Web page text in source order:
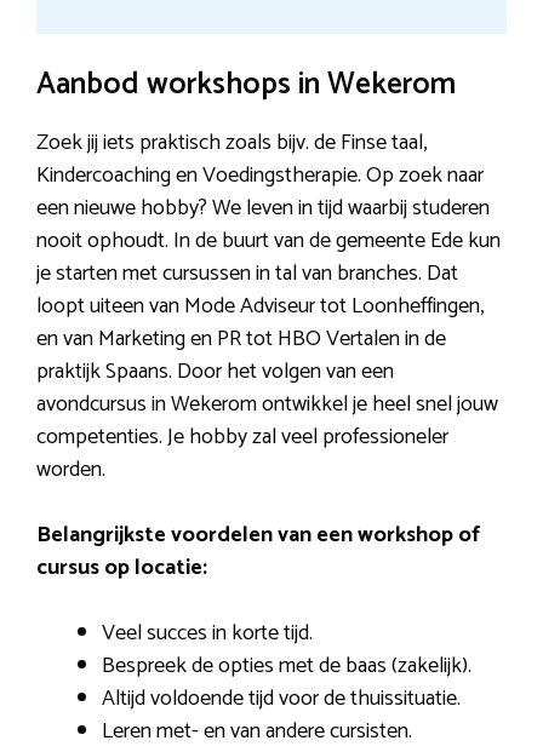
Aanbod workshops in Wekerom
Zoek jij iets praktisch zoals bijv. de Finse taal,
Kindercoaching en Voedingstherapie. Op zoek naar
een nieuwe hobby? We leven in tijd waarbij studeren
nooit ophoudt. In de buurt van de gemeente Ede kun
je starten met cursussen in tal van branches. Dat
loopt uiteen van Mode Adviseur tot Loonheffingen,
en van Marketing en PR tot HBO Vertalen in de
praktijk Spaans. Door het volgen van een
avondcursus in Wekerom ontwikkel je heel snel jouw
competenties. Je hobby zal veel professioneler
worden.
Belangrijkste voordelen van een workshop of
cursus op locatie:
Veel succes in korte tijd.
Bespreek de opties met de baas (zakelijk).
Altijd voldoende tijd voor de thuissituatie.
Leren met- en van andere cursisten.